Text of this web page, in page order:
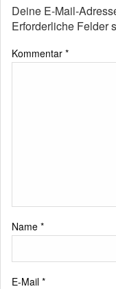
Deine E-Mail-
Erforderliche Felder
Kommentar *
Name *
E-Mail *